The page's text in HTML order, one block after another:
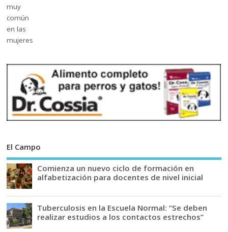
El Campo
Comienza un nuevo ciclo de formación en
alfabetización para docentes de nivel inicial
Tuberculosis en la Escuela Normal: “Se deben
realizar estudios a los contactos estrechos”